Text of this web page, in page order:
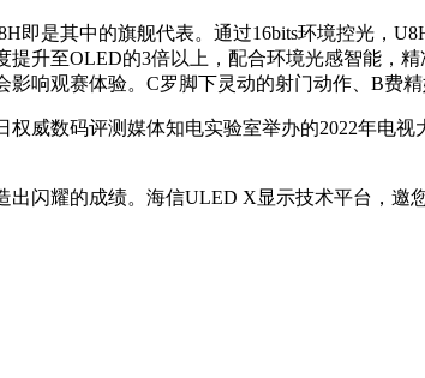
即是其中的旗舰代表。通过16bits环境控光，
升至OLED的3倍以上，配合环境光感智能，
响观赛体验。C罗脚下灵动的射门动作、B费
威数码评测媒体知电实验室举办的2022年电
闪耀的成绩。海信ULED X显示技术平台，邀